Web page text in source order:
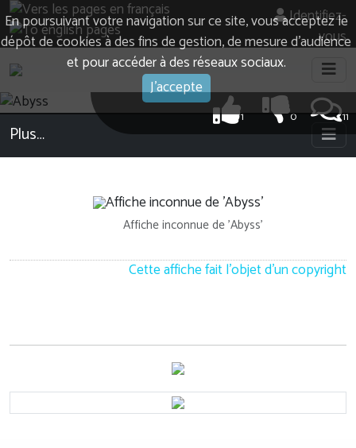
En poursuivant votre navigation sur ce site, vous acceptez le
dépôt de cookies à des fins de gestion, de mesure d’audience
et pour accéder à des réseaux sociaux.
J'accepte
Identifiez-
vous
11
0
1
Plus…
Affiche inconnue de 'Abyss'
Cette affiche fait l'objet d'un copyright